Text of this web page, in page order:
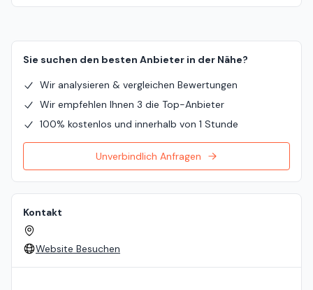
Sie suchen den besten Anbieter in der Nähe?
Wir analysieren & vergleichen Bewertungen
Wir empfehlen Ihnen 3 die Top-Anbieter
100% kostenlos und innerhalb von 1 Stunde
Unverbindlich Anfragen
Kontakt
Website Besuchen